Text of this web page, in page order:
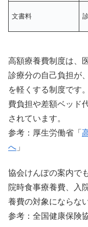
文書料
高額療養費制度は、
診療分の自己負担が
を軽くする制度です
費負担や差額ベッド
されています。
参考：厚生労働省「
へ 」
協会けんぽの案内で
院時食事療養費、入
養費の対象にならな
参考：全国健康保険